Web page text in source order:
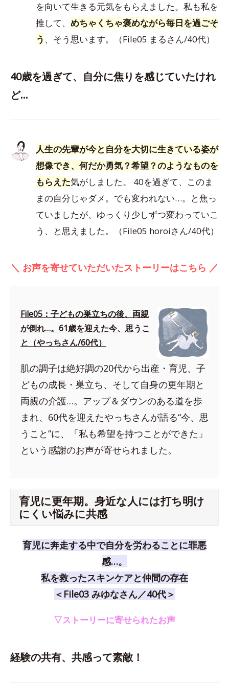
を向いて生きる元気をもらえました。私も私を
推して、 めちゃくちゃ褒めながら毎日を過ごそ
う 、そう思います。（File05 まるさん/40代）
40歳を過ぎて、自分に焦りを感じていたけれ
ど…
人生の先輩が今と自分を大切に生きている姿が
想像でき、何だか勇気？希望？のようなものを
もらえた気がしました。 40を過ぎて、このま
まの自分じゃダメ。でも変われない…。と焦っ
ていましたが、ゆっくり少しずつ変わっていこ
う、と思えました。（File05 horoiさん/40代）
＼ お声を寄せていただいたストーリーはこちら ／
File05：子どもの巣立ちの後、両親
が倒れ…。61歳を迎えた今、思うこ
と（やっちさん/60代）
肌の調子は絶好調の20代から出産・育児、子
どもの成長・巣立ち、そして自身の更年期と
両親の介護…。アップ＆ダウンのある道を歩
まれ、60代を迎えたやっちさんが語る“今、思
うこと”に、「私も希望を持つことができた」
という感謝のお声が寄せられました。
育児に更年期。身近な人には打ち明け
にくい悩みに共感
育児に奔走する中で自分を労わることに罪悪
感…。
私を救ったスキンケアと仲間の存在
＜File03 みゆなさん／40代＞
▽ストーリーに寄せられたお声
経験の共有、共感って素敵！